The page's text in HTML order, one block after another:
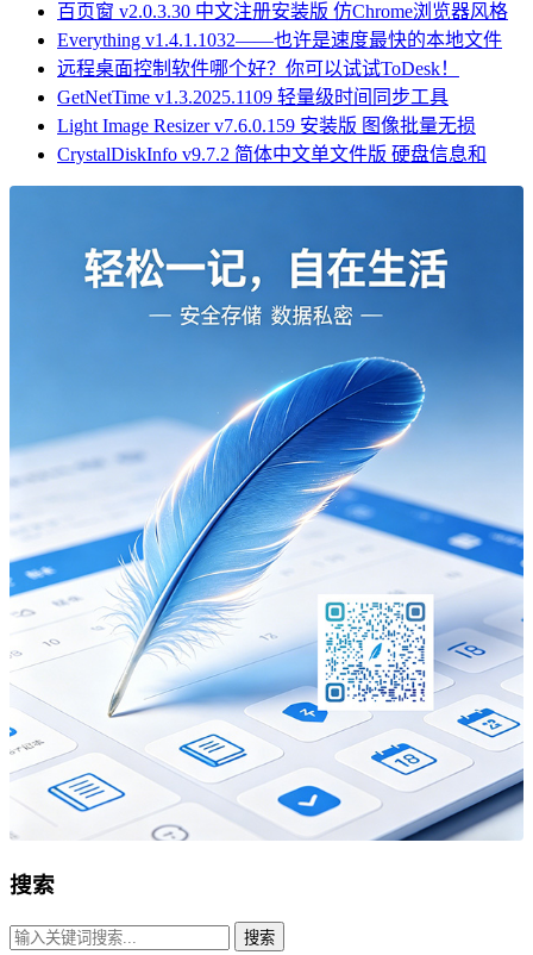
百页窗 v2.0.3.30 中文注册安装版 仿Chrome浏览器风格
Everything v1.4.1.1032——也许是速度最快的本地文件
远程桌面控制软件哪个好？你可以试试ToDesk！
GetNetTime v1.3.2025.1109 轻量级时间同步工具
Light Image Resizer v7.6.0.159 安装版 图像批量无损
CrystalDiskInfo v9.7.2 简体中文单文件版 硬盘信息和
搜索
搜索